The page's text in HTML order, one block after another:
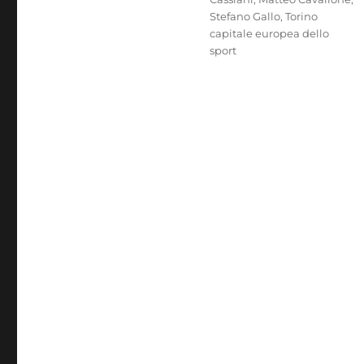
Stefano Gallo, Torino
capitale europea dello
sport